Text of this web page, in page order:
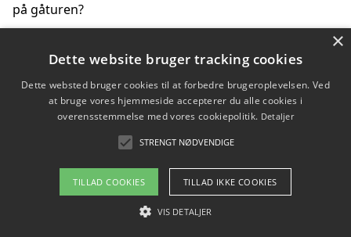
på gåturen?
Sådan rydder du effektivt op efter et stort event
Copyright 2026 - Pilanto Aps
Om / kontakt
Blog Betingelser
×
Dette website bruger tracking cookies
Dette websted bruger cookies til at forbedre brugeroplevelsen. Ved
at bruge vores hjemmeside accepterer du alle cookies i
overensstemmelse med vores cookiepolitik. Detaljer
STRENGT NØDVENDIGE
TILLAD COOKIES TILLAD IKKE COOKIES
VIS DETALJER